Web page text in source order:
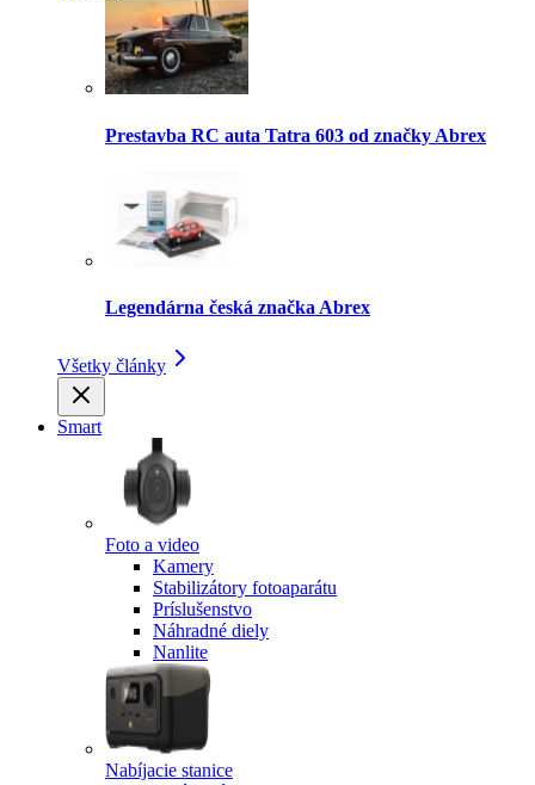
Prestavba RC auta Tatra 603 od značky Abrex
Legendárna česká značka Abrex
Všetky články
Smart
Foto a video
Kamery
Stabilizátory fotoaparátu
Príslušenstvo
Náhradné diely
Nanlite
Nabíjacie stanice